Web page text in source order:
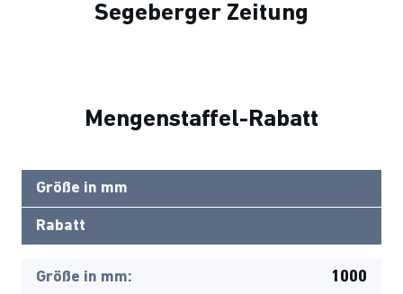
Segeberger Zeitung
Mengenstaffel-Rabatt
Größe in mm
Rabatt
Größe in mm: 1000